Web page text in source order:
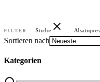
FILTER: Stiche Alsatiques
Sortieren nach
Kategorien